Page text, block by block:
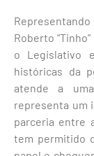
Roberto
o Legislativo
históricas da
atende a
representa um
parceria entre
tem permitido